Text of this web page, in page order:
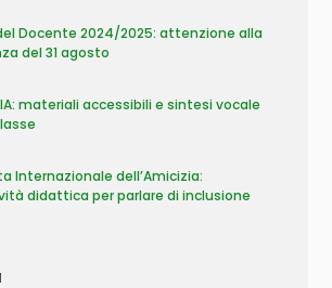
Docente 2024/2025: attenzione alla
del 31 agosto
materiali accessibili e sintesi vocale
Internazionale dell’Amicizia:
didattica per parlare di inclusione